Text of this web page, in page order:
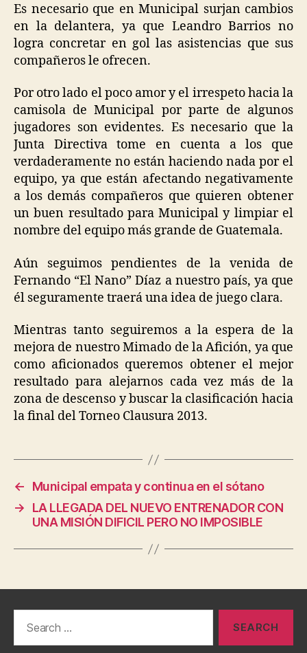
Es necesario que en Municipal surjan cambios
en la delantera, ya que Leandro Barrios no
logra concretar en gol las asistencias que sus
compañeros le ofrecen.
Por otro lado el poco amor y el irrespeto hacia la
camisola de Municipal por parte de algunos
jugadores son evidentes. Es necesario que la
Junta Directiva tome en cuenta a los que
verdaderamente no están haciendo nada por el
equipo, ya que están afectando negativamente
a los demás compañeros que quieren obtener
un buen resultado para Municipal y limpiar el
nombre del equipo más grande de Guatemala.
Aún seguimos pendientes de la venida de
Fernando “El Nano” Díaz a nuestro país, ya que
él seguramente traerá una idea de juego clara.
Mientras tanto seguiremos a la espera de la
mejora de nuestro Mimado de la Afición, ya que
como aficionados queremos obtener el mejor
resultado para alejarnos cada vez más de la
zona de descenso y buscar la clasificación hacia
la final del Torneo Clausura 2013.
←
Municipal empata y continua en el sótano
→
LA LLEGADA DEL NUEVO ENTRENADOR CON
UNA MISIÓN DIFICIL PERO NO IMPOSIBLE